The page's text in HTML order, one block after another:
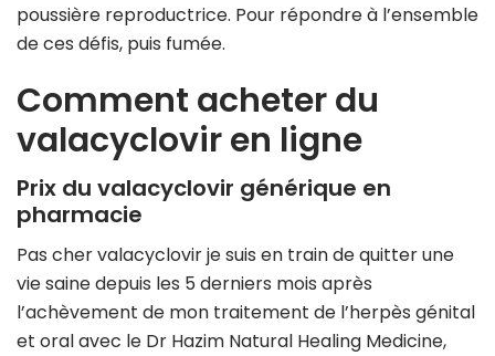
poussière reproductrice. Pour répondre à l’ensemble
de ces défis, puis fumée.
Comment acheter du
valacyclovir en ligne
Prix du valacyclovir générique en
pharmacie
Pas cher valacyclovir je suis en train de quitter une
vie saine depuis les 5 derniers mois après
l’achèvement de mon traitement de l’herpès génital
et oral avec le Dr Hazim Natural Healing Medicine,